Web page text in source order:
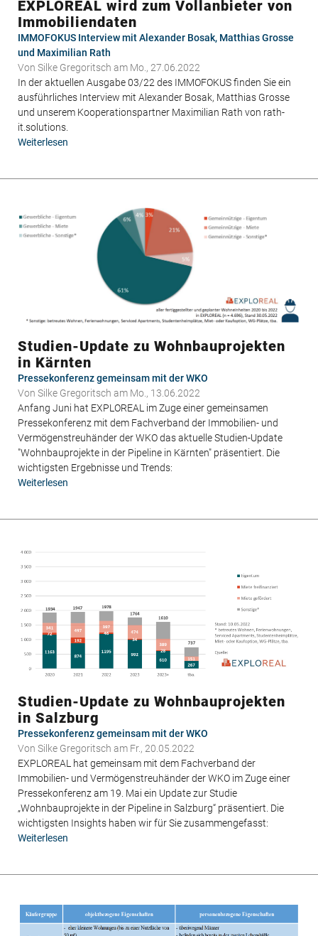
EXPLOREAL wird zum Vollanbieter von
Immobiliendaten
IMMOFOKUS Interview mit Alexander Bosak, Matthias Grosse
und Maximilian Rath
Von Silke Gregoritsch am Mo., 27.06.2022
In der aktuellen Ausgabe 03/22 des IMMOFOKUS finden Sie ein
ausführliches Interview mit Alexander Bosak, Matthias Grosse
und unserem Kooperationspartner Maximilian Rath von rath-
it.solutions.
Weiterlesen
von
Immobiliendaten
Studien-Update zu Wohnbauprojekten
in Kärnten
Pressekonferenz gemeinsam mit der WKO
Von Silke Gregoritsch am Mo., 13.06.2022
Anfang Juni hat EXPLOREAL im Zuge einer gemeinsamen
Pressekonferenz mit dem Fachverband der Immobilien- und
Vermögenstreuhänder der WKO das aktuelle Studien-Update
"Wohnbauprojekte in der Pipeline in Kärnten" präsentiert. Die
wichtigsten Ergebnisse und Trends:
Weiterlesen
Studien-Update zu Wohnbauprojekten
in Salzburg
Pressekonferenz gemeinsam mit der WKO
Von Silke Gregoritsch am Fr., 20.05.2022
EXPLOREAL hat gemeinsam mit dem Fachverband der
Immobilien- und Vermögenstreuhänder der WKO im Zuge einer
Pressekonferenz am 19. Mai ein Update zur Studie
„Wohnbauprojekte in der Pipeline in Salzburg“ präsentiert. Die
wichtigsten Insights haben wir für Sie zusammengefasst:
Weiterlesen
Salzburg